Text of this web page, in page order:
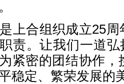
上合组织成立25
责。让我们一道
紧密的团结协作
稳定、繁荣发展的